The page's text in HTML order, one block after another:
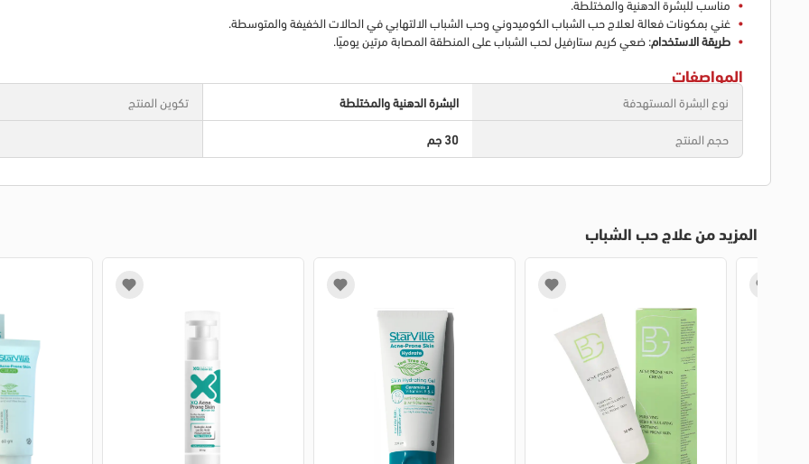
مناسب للبشرة الدهنية والمختلطة.
غني بمكونات فعالة لعلاج حب الشباب الكوميدوني وحب الشباب الالتهابي في الحالات الخفيفة والمتوسطة.
طريقة الاستخدام: ضعي كريم ستارفيل لحب الشباب على المنطقة المصابة مرتين يوميًا.
المواصفات
نوع البشرة المستهدفة البشرة الدهنية والمختلطة
تكوين المنتج
حجم المنتج
30 جم
المزيد من علاج حب الشباب